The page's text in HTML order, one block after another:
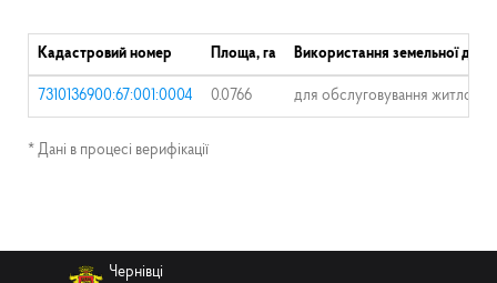
Кадастровий номер Площа, га Використання земельної
7310136900:67:001:0004 0.0766 для обслуговування
* Дані в процесі верифікації
Чернівці